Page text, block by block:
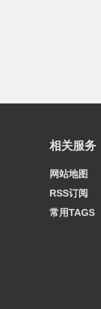
相关服务
网站地图
RSS订阅
常用TAGS